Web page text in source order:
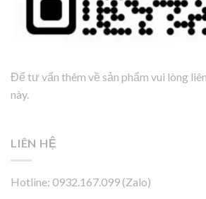
Để tư vấn thêm về sản phẩm vui lòng
này.
LIÊN HỆ
Hotline: 0932.167.099 (Zalo)